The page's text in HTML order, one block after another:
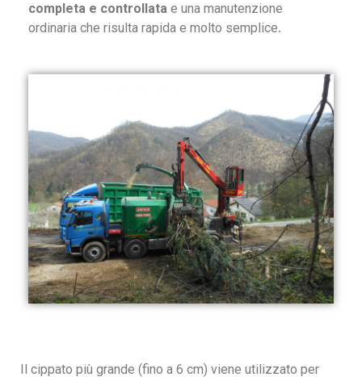
completa e controllata e una manutenzione
ordinaria che risulta rapida e molto semplice.
Il cippato più grande (fino a 6 cm) viene utilizzato per